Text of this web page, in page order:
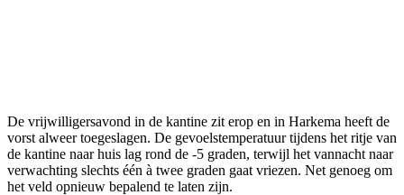
De vrijwilligersavond in de kantine zit erop en in Harkema heeft de
vorst alweer toegeslagen. De gevoelstemperatuur tijdens het ritje van
de kantine naar huis lag rond de -5 graden, terwijl het vannacht naar
verwachting slechts één à twee graden gaat vriezen. Net genoeg om
het veld opnieuw bepalend te laten zijn.